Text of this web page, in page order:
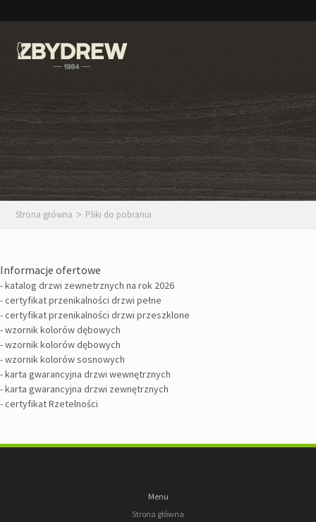
Strona główna > Pliki do pobrania
Informacje ofertowe
- katalog drzwi zewnetrznych na rok 2026
-certyfikat przenikalności drzwi pełne
-certyfikat przenikalności drzwi przeszklone
-wzornik kolorów dębowych
-wzornik kolorów dębowych
-wzornik kolorów sosnowych
-karta gwarancyjna drzwi wewnętrznych
-karta gwarancyjna drzwi zewnętrznych
-certyfikat Rzetelności
Menu
Strona główna